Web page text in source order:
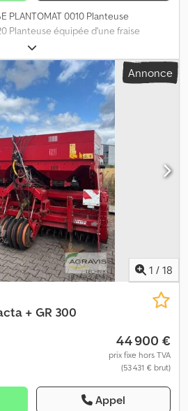
PLANTOMAT 0010 Planteuse
Planteuse équipée d'une fraise
0030 dotée de plaquettes en
réglable, 0040 déplacement latéral
mm 0050 Charrue de plantation
mécaniquement de 0 0060 à
de stockage des plants avec 50
Asa 0080 Dispositif de
des contenants de plants 0090 Frais
formation
Annonce
1 / 18
+ GR 300
44 900 €
prix fixe hors TVA
(53 431 € brut)
Appel